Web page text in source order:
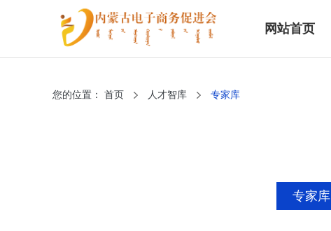
网站首页
您的位置： 首页 人才智库 专家库
专家库